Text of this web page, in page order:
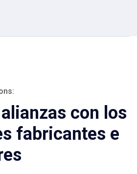
con los
fabricantes e